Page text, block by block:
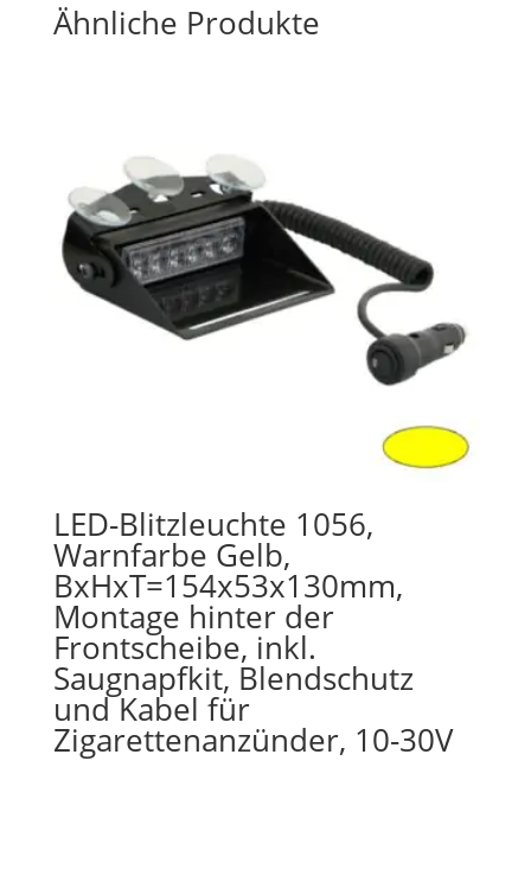
Ähnliche Produkte
LED-Blitzleuchte 1056,
Warnfarbe Gelb,
BxHxT=154x53x130mm,
Montage hinter der
Frontscheibe, inkl.
Saugnapfkit, Blendschutz
und Kabel für
Zigarettenanzünder, 10-30V